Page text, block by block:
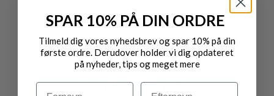
tlf. +4575509298
gundtoftksc@gmail.com
ÅBNINGSTIDER
SPAR 10% PÅ DIN ORDRE
Tilmeld dig vores nyhedsbrev og spar 10% på din
første ordre. Derudover holder vi dig opdateret
på nyheder, tips og meget mere
Navn Efternavn